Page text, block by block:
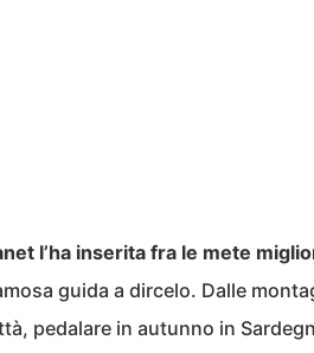
l’ha inserita fra le mete
guida a dircelo. Dalle
pedalare in autunno in